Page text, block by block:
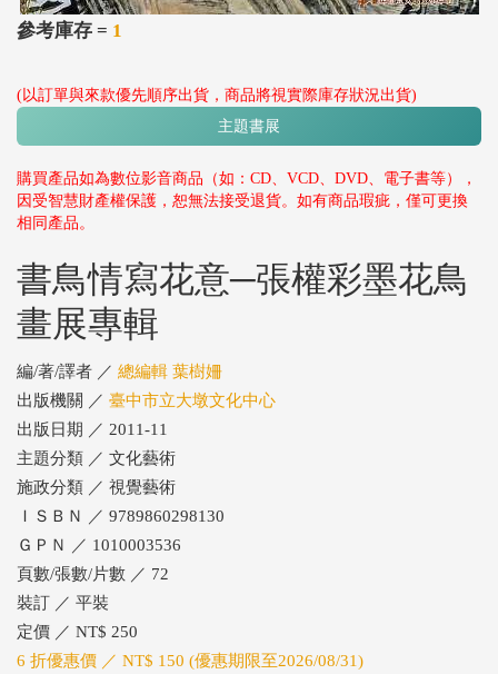
參考庫存 = 1
(以訂單與來款優先順序出貨，商品將視實際庫存狀況出貨)
主題書展
購買產品如為數位影音商品（如：CD、VCD、DVD、電子書等），
因受智慧財產權保護，恕無法接受退貨。如有商品瑕疵，僅可更換
相同產品。
書鳥情寫花意─張權彩墨花鳥
畫展專輯
編/著/譯者 ／ 總編輯 葉樹姍
出版機關 ／ 臺中市立大墩文化中心
出版日期 ／ 2011-11
主題分類 ／ 文化藝術
施政分類 ／ 視覺藝術
ＩＳＢＮ ／ 9789860298130
ＧＰＮ ／ 1010003536
頁數/張數/片數 ／ 72
裝訂 ／ 平裝
定價 ／ NT$ 250
6 折優惠價 ／ NT$ 150 (優惠期限至2026/08/31)